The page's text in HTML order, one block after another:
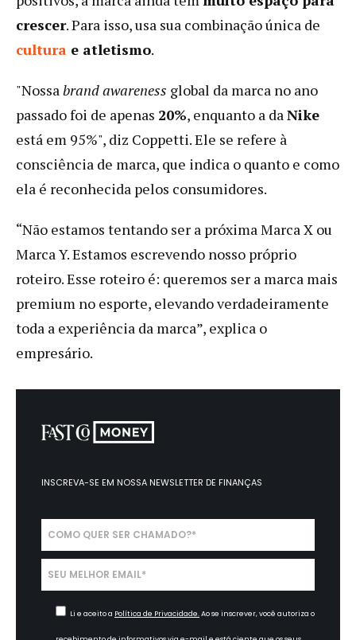
crescer. Para isso, usa sua combinação única de
cultura e atletismo.
"Nossabrand awareness global da marca no ano
passado foi de apenas 20%, enquanto a daNike
está em 95%", diz Coppetti. Ele se refere à
consciência de marca, que indica o quanto e como
ela é reconhecida pelos consumidores.
“Não estamos tentando ser a próxima Marca X ou
Marca Y. Estamos escrevendo nosso próprio
roteiro. Esse roteiro é: queremos ser a marca mais
premium no esporte, elevando verdadeiramente
toda a experiência da marca”, explica o
empresário.
INSCREVA-SE EM NOSSA NEWSLETTER DE FINANÇAS
Li e aceito a Política de Privacidade.Ao se inscrever, você autoriza o